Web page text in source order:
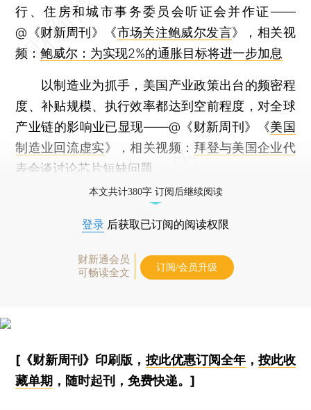
行、住房和城市事务委员会听证会并作证——
@《财新周刊》《市场关注鲍威尔发言》，相关视
频：鲍威尔：为实现2%的通胀目标将进一步加息
以制造业为抓手，美国产业政策出台的频密程
度、补贴规模、执行效率都达到空前程度，对全球
产业链的影响业已显现——@《财新周刊》《美国
制造业回流虚实》，相关视频： 拜登与美国企业代
表会谈讨论芯片短缺问题
本文共计380字 订阅后继续阅读
登录 后获取已订阅的阅读权限
财新通会员
可畅读全文
订阅/会员升级
[《财新周刊》印刷版， 按此优惠订阅全年， 按此收
藏单期 ，随时起刊，免费快递。]